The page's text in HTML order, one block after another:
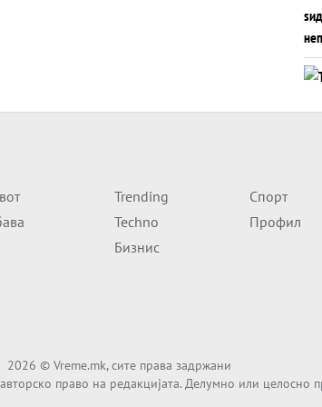
Trending
Techno
Бизнис
Спорт
Профил
2026 © Vreme.mk, сите права задржани
право на редакцијата. Делумно или целосно